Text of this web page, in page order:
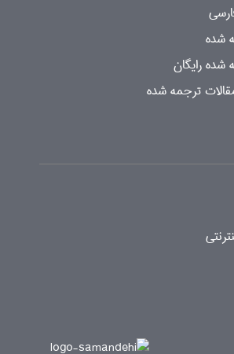
شده
شده رایگان
ترجمه شده